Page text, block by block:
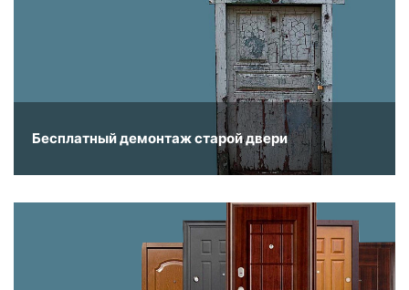
Бесплатный демонтаж старой двери